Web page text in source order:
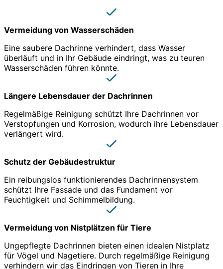
Vermeidung von Wasserschäden
Eine saubere Dachrinne verhindert, dass Wasser
überläuft und in Ihr Gebäude eindringt, was zu teuren
Wasserschäden führen könnte.
Längere Lebensdauer der Dachrinnen
Regelmäßige Reinigung schützt Ihre Dachrinnen vor
Verstopfungen und Korrosion, wodurch ihre Lebensdauer
verlängert wird.
Schutz der Gebäudestruktur
Ein reibungslos funktionierendes Dachrinnensystem
schützt Ihre Fassade und das Fundament vor
Feuchtigkeit und Schimmelbildung.
Vermeidung von Nistplätzen für Tiere
Ungepflegte Dachrinnen bieten einen idealen Nistplatz
für Vögel und Nagetiere. Durch regelmäßige Reinigung
verhindern wir das Eindringen von Tieren in Ihre